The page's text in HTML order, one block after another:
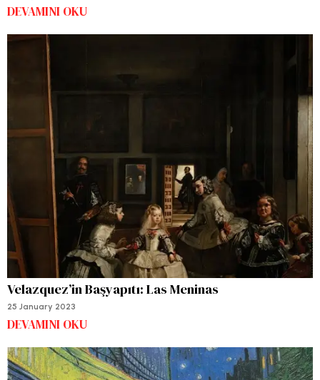
DEVAMINI OKU
Velazquez’in Başyapıtı: Las Meninas
25 January 2023
DEVAMINI OKU